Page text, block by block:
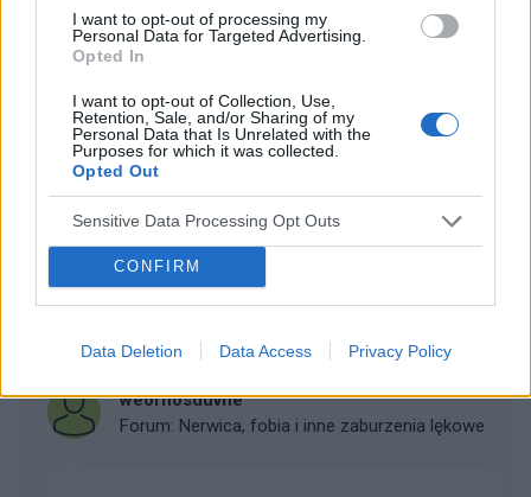
I want to opt-out of processing my
Personal Data for Targeted Advertising.
Opted In
I want to opt-out of Collection, Use,
Retention, Sale, and/or Sharing of my
Personal Data that Is Unrelated with the
Purposes for which it was collected.
Opted Out
Sensitive Data Processing Opt Outs
CONFIRM
Data Deletion Data Access Privacy Policy
Forum:Nerwica, fobia i inne zaburzenia lękowe
Fobia szkolna w 1 klasie podstawówki.
Dzień dobry, zarejestrowałem się na tym forum gdyż
szukam pomocy, być może ktoś miał podobny
problem. W tym roku córka poszła do pierwszej klasy
podstawowej, od samego początku widziałem że nie
weofnosduvne
Forum: Nerwica, fobia i inne zaburzenia lękowe